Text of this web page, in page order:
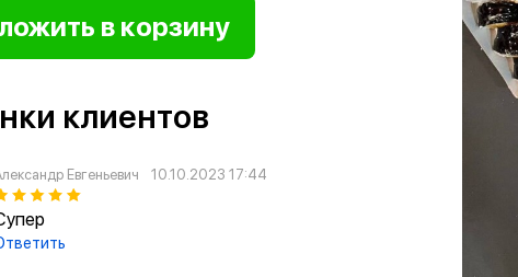
клиентов
Евгеньевич 10.10.2023 17:44